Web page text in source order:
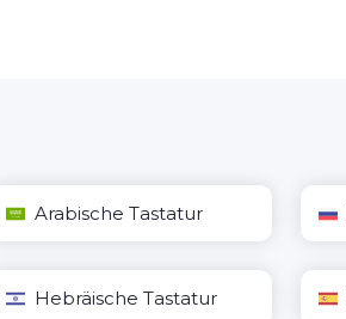
Arabische Tastatur
Hebräische Tastatur